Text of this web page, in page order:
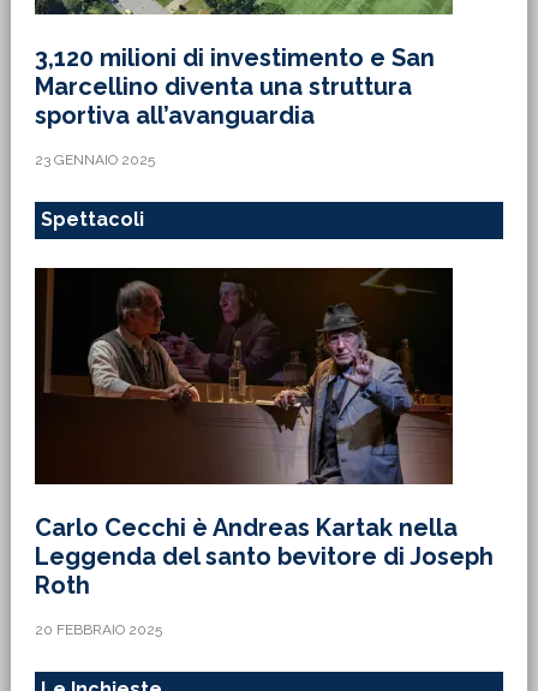
3,120 milioni di investimento e San
Marcellino diventa una struttura
sportiva all’avanguardia
23 GENNAIO 2025
Spettacoli
Carlo Cecchi è Andreas Kartak nella
Leggenda del santo bevitore di Joseph
Roth
20 FEBBRAIO 2025